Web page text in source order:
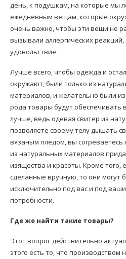
день, к подушкам, на которые мы
ежедневным вещам, которые
очень важно, чтобы эти вещи не
вызывали аллергических
удовольствие.
Лучше всего, чтобы одежда и
окружают, были только из
материалов, и желательно были
рода товары будут обеспечивать
лучше, ведь одевая свитер из
позволяете своему телу дышать
вязаным пледом, вы
из натуральных материалов
изящества и красоты. Кроме того,
сделанные вручную, то они могут
исключительно под вас и под
потребности.
Где же найти такие товары?
Этот вопрос действительно
этого есть то, что